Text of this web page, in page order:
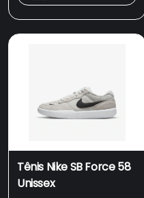
Tênis Nike SB Force 58
Unissex